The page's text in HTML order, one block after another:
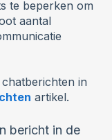
te beperken om
aantal
in
artikel.
bericht in de